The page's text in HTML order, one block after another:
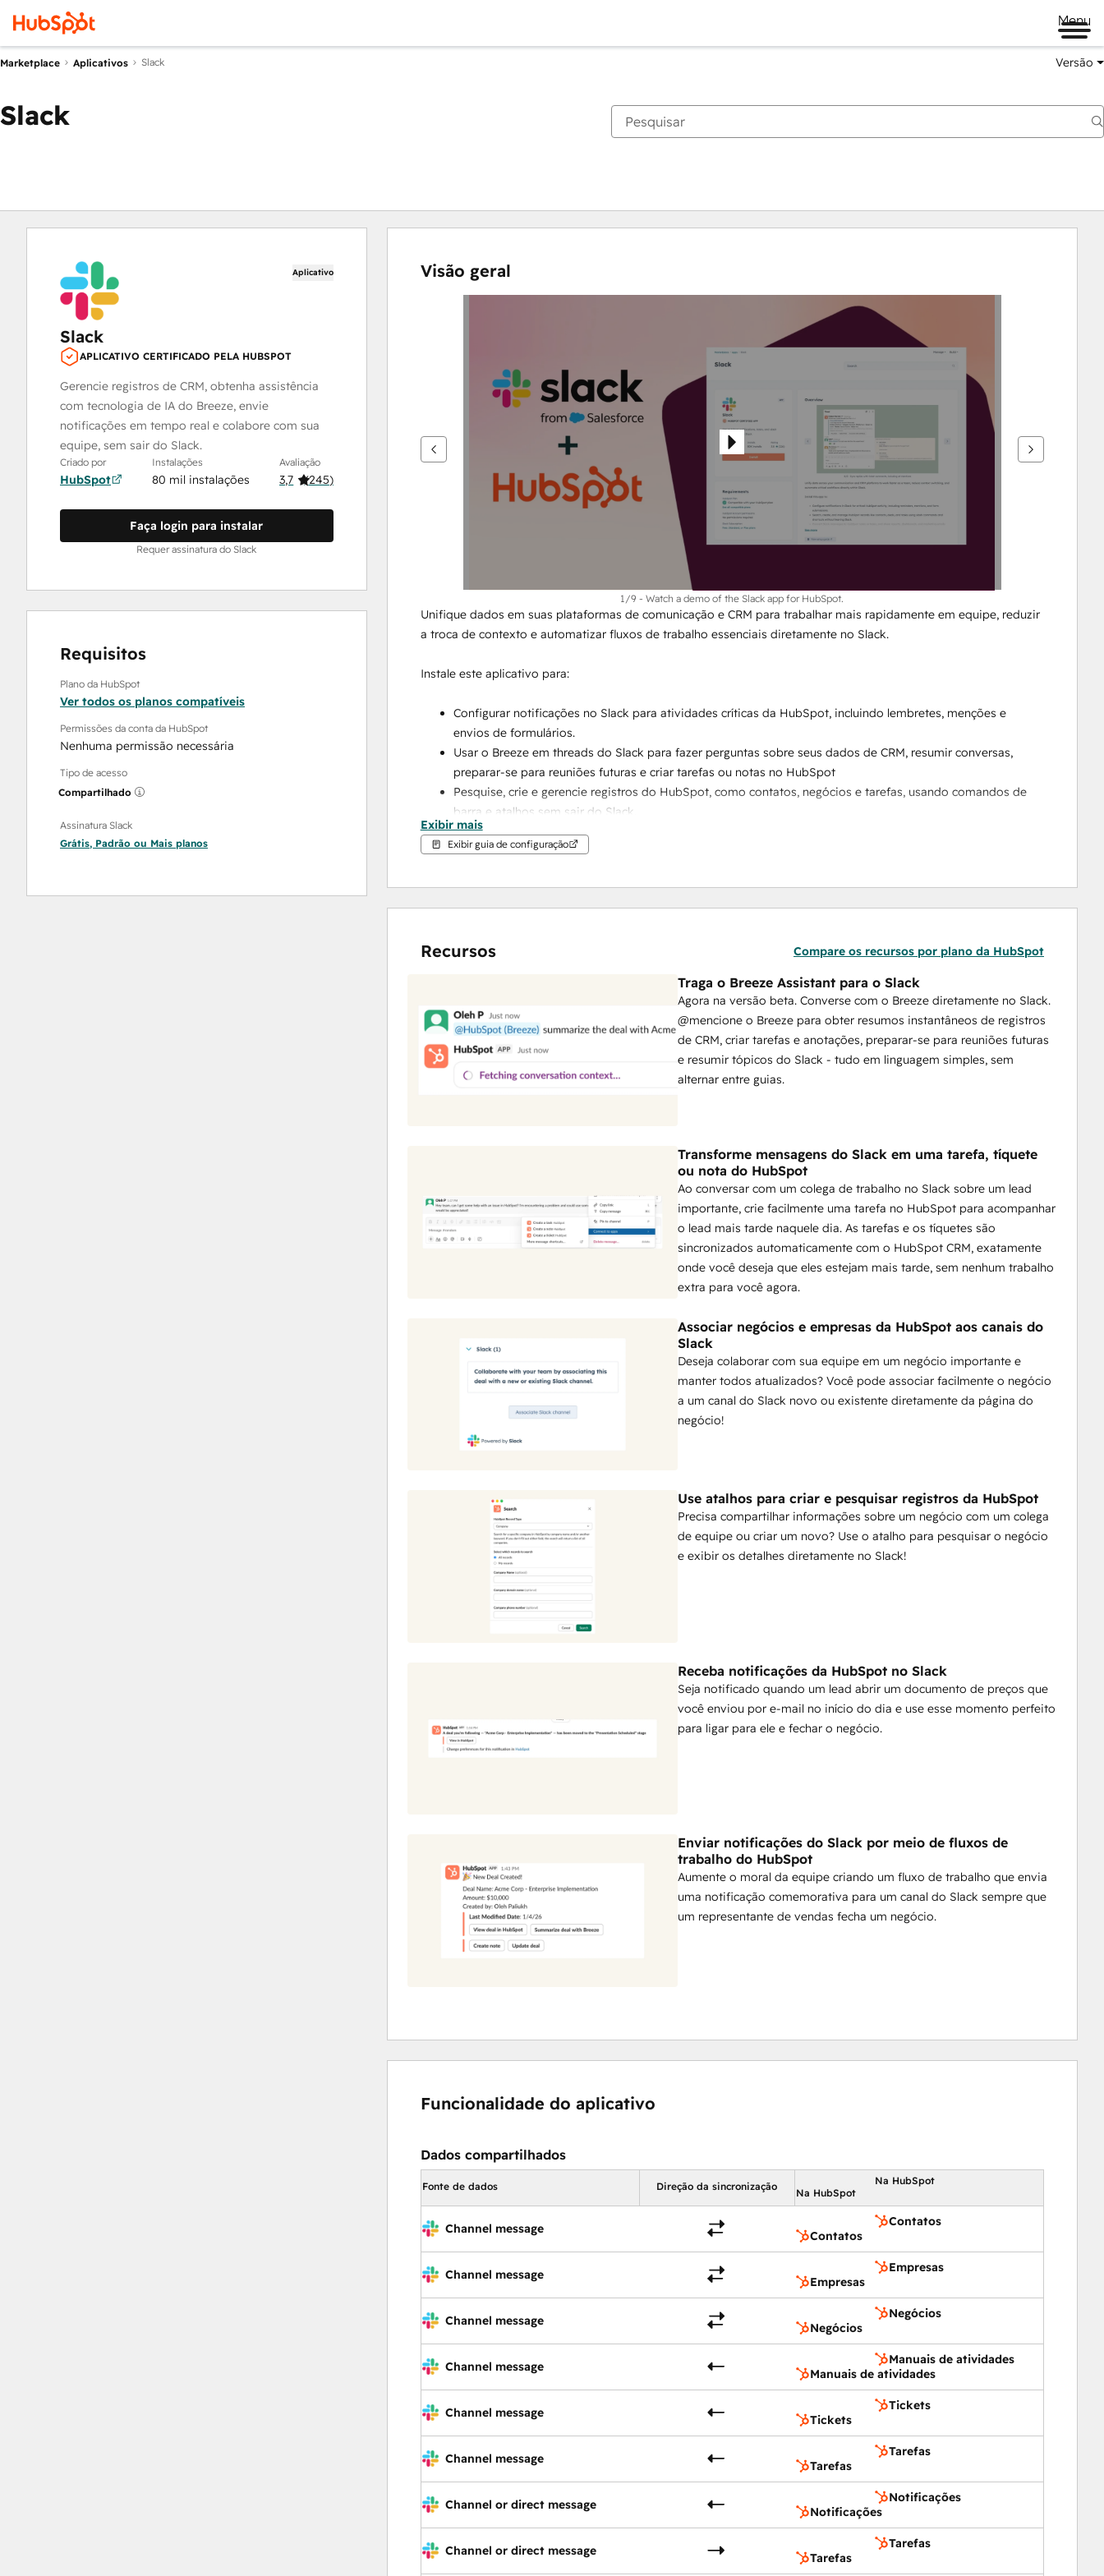
Menu
Marketplace Aplicativos Slack Versão
Slack
Aplicativo
Slack
APLICATIVO CERTIFICADO PELA HUBSPOT
Gerencie registros de CRM, obtenha assistência
com tecnologia de IA do Breeze, envie
notificações em tempo real e colabore com sua
equipe, sem sair do Slack.
Criado por
HubSpot
Instalações
80 mil instalações
Avaliação
3,7 (245)
Faça login para instalar
Requer assinatura do Slack
Requisitos
Plano da HubSpot
Ver todos os planos compatíveis
Permissões da conta da HubSpot
Nenhuma permissão necessária
Tipo de acesso
Compartilhado
Assinatura Slack
Grátis, Padrão ou Mais planos
Visão geral
1/9 - Watch a demo of the Slack app for HubSpot.
Unifique dados em suas plataformas de comunicação e CRM para trabalhar mais rapidamente em equipe, reduzir
a troca de contexto e automatizar fluxos de trabalho essenciais diretamente no Slack.
Instale este aplicativo para:
Configurar notificações no Slack para atividades críticas da HubSpot, incluindo lembretes, menções e
envios de formulários.
Usar o Breeze em threads do Slack para fazer perguntas sobre seus dados de CRM, resumir conversas,
preparar-se para reuniões futuras e criar tarefas ou notas no HubSpot
Pesquise, crie e gerencie registros do HubSpot, como contatos, negócios e tarefas, usando comandos de
barra e atalhos sem sair do Slack.
Converta mensagens do Slack em notas ou tarefas da HubSpot e compartilhe relatórios, painéis e e-mails
de marketing nos canais da sua equipe.
respostas em sequência, menções, realize ações rápidas no Slack e configure os tipos de tíquetes enviados
para um canal do Slack.
HubSpot para colaborar com sua equipe e manter todos informados.
Exibir mais
Exibir guia de configuração
Recursos Compare os recursos por plano da HubSpot
Traga o Breeze Assistant para o Slack
Agora na versão beta. Converse com o Breeze diretamente no Slack.
@mencione o Breeze para obter resumos instantâneos de registros
de CRM, criar tarefas e anotações, preparar-se para reuniões futuras
e resumir tópicos do Slack - tudo em linguagem simples, sem
alternar entre guias.
Transforme mensagens do Slack em uma tarefa, tíquete
ou nota do HubSpot
Ao conversar com um colega de trabalho no Slack sobre um lead
importante, crie facilmente uma tarefa no HubSpot para acompanhar
o lead mais tarde naquele dia. As tarefas e os tíquetes são
sincronizados automaticamente com o HubSpot CRM, exatamente
onde você deseja que eles estejam mais tarde, sem nenhum trabalho
extra para você agora.
Associar negócios e empresas da HubSpot aos canais do
Slack
Deseja colaborar com sua equipe em um negócio importante e
manter todos atualizados? Você pode associar facilmente o negócio
a um canal do Slack novo ou existente diretamente da página do
negócio!
Use atalhos para criar e pesquisar registros da HubSpot
Precisa compartilhar informações sobre um negócio com um colega
de equipe ou criar um novo? Use o atalho para pesquisar o negócio
e exibir os detalhes diretamente no Slack!
Receba notificações da HubSpot no Slack
Seja notificado quando um lead abrir um documento de preços que
você enviou por e-mail no início do dia e use esse momento perfeito
para ligar para ele e fechar o negócio.
Enviar notificações do Slack por meio de fluxos de
trabalho do HubSpot
Aumente o moral da equipe criando um fluxo de trabalho que envia
uma notificação comemorativa para um canal do Slack sempre que
um representante de vendas fecha um negócio.
Funcionalidade do aplicativo
Dados compartilhados
Fonte de dados Direção da sincronização
Na HubSpot
Na HubSpot
Channel message
Contatos
Contatos
Channel message
Empresas
Empresas
Channel message
Negócios
Negócios
Channel message
Manuais de atividades
Manuais de atividades
Channel message
Tickets
Tickets
Channel message
Tarefas
Tarefas
Channel or direct message
Notificações
Notificações
Channel or direct message
Tarefas
Tarefas